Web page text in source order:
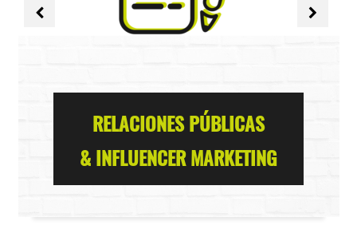
RELACIONES PÚBLICAS
& INFLUENCER MARKETING